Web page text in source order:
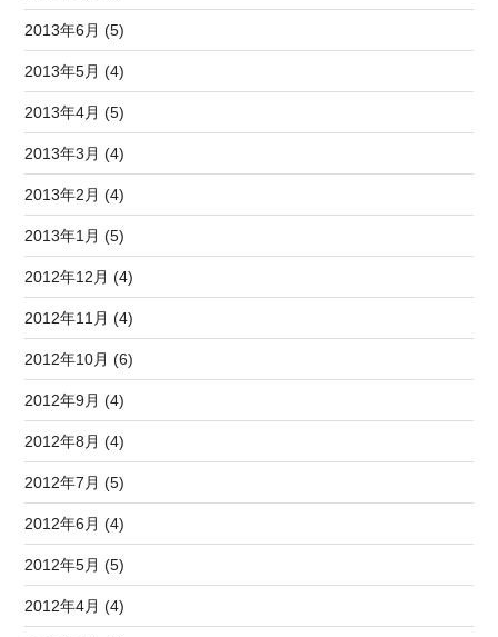
2013年6月 (5)
2013年5月 (4)
2013年4月 (5)
2013年3月 (4)
2013年2月 (4)
2013年1月 (5)
2012年12月 (4)
2012年11月 (4)
2012年10月 (6)
2012年9月 (4)
2012年8月 (4)
2012年7月 (5)
2012年6月 (4)
2012年5月 (5)
2012年4月 (4)